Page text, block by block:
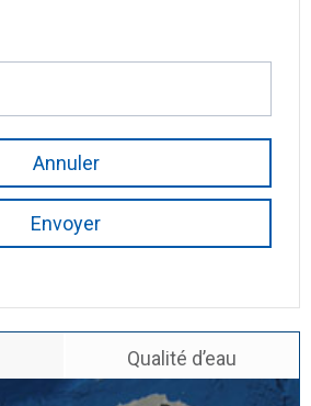
Annuler
Envoyer
Qualité d’eau